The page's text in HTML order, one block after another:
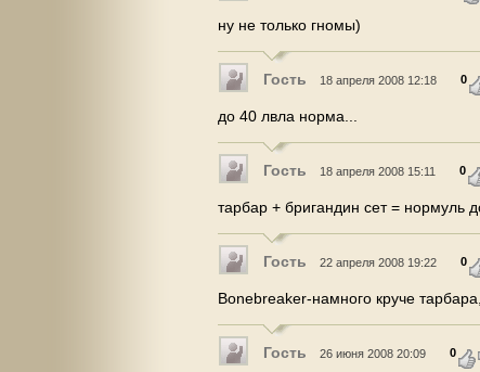
ну не только гномы)
Гость 18 апреля 2008 12:18 0
до 40 лвла норма...
Гость 18 апреля 2008 15:11 0
тарбар + бригандин сет = нормуль
Гость 22 апреля 2008 19:22 0
Bonebreaker-намного круче
Гость 26 июня 2008 20:09 0